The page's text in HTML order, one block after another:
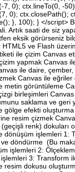
7, 0); ctx.lineTo(0, -
0); ctx.closePath();
}, 100); } </script>
Artık saati de siz
eksik görürseniz
HTML5 ve Flash
ile çizim Canvas
yapmak Canvas
ile daire,
Canvas ile eğriler
metin görüntüleme
birleşimleri
saklama ve geri
gölge efekti
resim çizmek
renk) dokuları
dönüşüm işlemleri 1:
ve döndürme (Bu
işlemleri 2:
3: Transform
resim dokusu